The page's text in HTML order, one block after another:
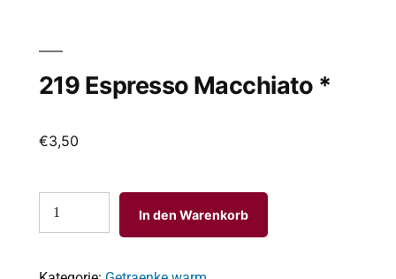
219 Espresso Macchiato *
€3,50
In den Warenkorb